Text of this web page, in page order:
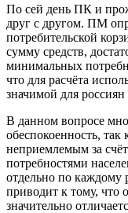
По сей день ПК и
друг с другом. ПМ
потребительской
сумму средств,
минимальных
что для расчёта
значимой для
В данном вопросе
обеспокоенность, так
неприемлемым за
потребностями
отдельно по каждому
приводит к тому, что
значительно